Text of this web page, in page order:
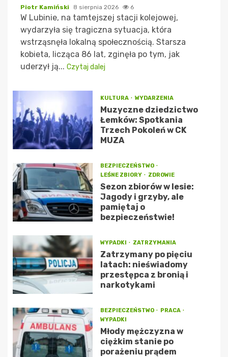
Piotr Kamiński 8 sierpnia 2026 6
W Lubinie, na tamtejszej stacji kolejowej,
wydarzyła się tragiczna sytuacja, która
wstrząsnęła lokalną społecznością. Starsza
kobieta, licząca 86 lat, zginęła po tym, jak
uderzył ją... Czytaj dalej
KULTURA WYDARZENIA
Muzyczne dziedzictwo
Łemków: Spotkania
Trzech Pokoleń w CK
MUZA
BEZPIECZEŃSTWO
LEŚNE ZBIORY
ZDROWIE
Sezon zbiorów w lesie:
Jagody i grzyby, ale
pamiętaj o
bezpieczeństwie!
WYPADKI ZATRZYMANIA
Zatrzymany po pięciu
latach: nieświadomy
przestępca z bronią i
narkotykami
BEZPIECZEŃSTWO
PRACA
WYPADKI
Młody mężczyzna w
ciężkim stanie po
porażeniu prądem